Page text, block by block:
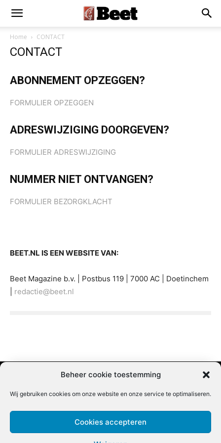
Beheer cookie toestemming
Wij gebruiken cookies om onze website en onze service te optimaliseren.
Cookies accepteren
Home CONTACT
CONTACT
ABONNEMENT OPZEGGEN?
FORMULIER OPZEGGEN
ADRESWIJZIGING DOORGEVEN?
FORMULIER ADRESWIJZIGING
NUMMER NIET ONTVANGEN?
FORMULIER BEZORGKLACHT
BEET.NL IS EEN WEBSITE VAN:
Beet Magazine b.v. | Postbus 119 | 7000 AC | Doetinchem
redactie@beet.nl
Nieuwsbrief inschrijven | Partner content